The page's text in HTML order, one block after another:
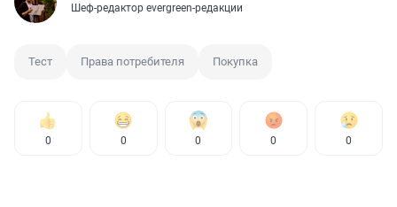
Шеф-редактор evergreen-редакции
Тест Права потребителя Покупка
0 0 0 0 0